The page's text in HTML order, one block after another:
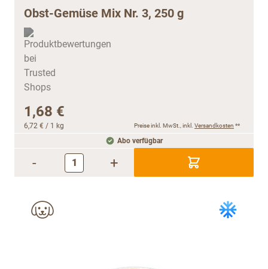
Obst-Gemüse Mix Nr. 3, 250 g
1,68 €
6,72 € / 1 kg Preise inkl. MwSt., inkl. Versandkosten **
Abo verfügbar
- +